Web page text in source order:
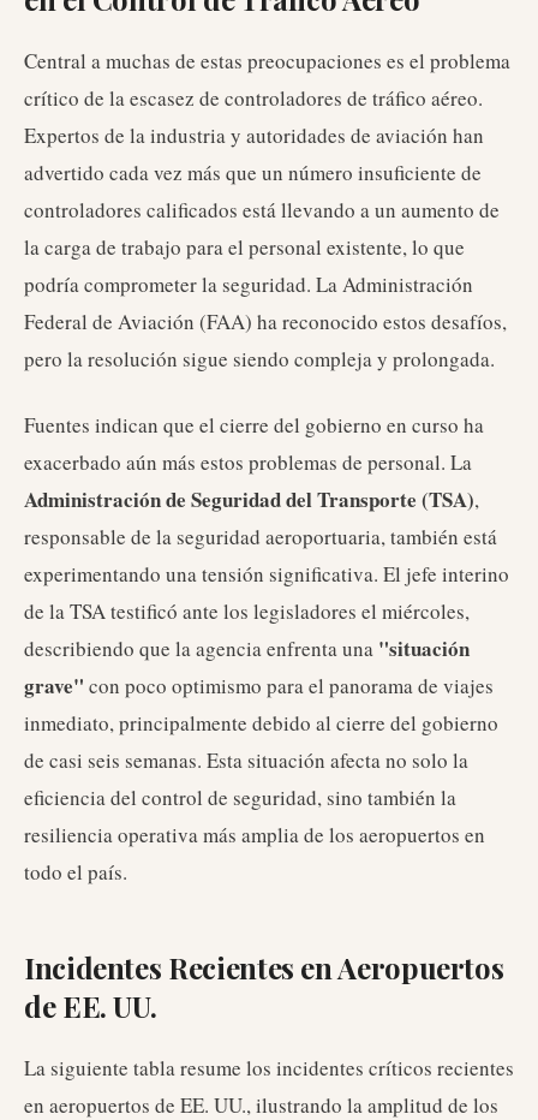
Central a muchas de estas preocupaciones es el problema
crítico de la escasez de controladores de tráfico aéreo.
Expertos de la industria y autoridades de aviación han
advertido cada vez más que un número insuficiente de
controladores calificados está llevando a un aumento de
la carga de trabajo para el personal existente, lo que
podría comprometer la seguridad. La Administración
Federal de Aviación (FAA) ha reconocido estos desafíos,
pero la resolución sigue siendo compleja y prolongada.
Fuentes indican que el cierre del gobierno en curso ha
exacerbado aún más estos problemas de personal. La
Administración de Seguridad del Transporte (TSA),
responsable de la seguridad aeroportuaria, también está
experimentando una tensión significativa. El jefe interino
de la TSA testificó ante los legisladores el miércoles,
describiendo que la agencia enfrenta una "situación
grave" con poco optimismo para el panorama de viajes
inmediato, principalmente debido al cierre del gobierno
de casi seis semanas. Esta situación afecta no solo la
eficiencia del control de seguridad, sino también la
resiliencia operativa más amplia de los aeropuertos en
todo el país.
Incidentes Recientes en Aeropuertos
de EE. UU.
La siguiente tabla resume los incidentes críticos recientes
en aeropuertos de EE. UU., ilustrando la amplitud de los